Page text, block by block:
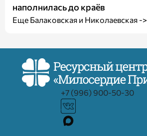
наполнилась до краёв
Еще Балаковская и Николаевская ->
+7 (996) 900-50-30